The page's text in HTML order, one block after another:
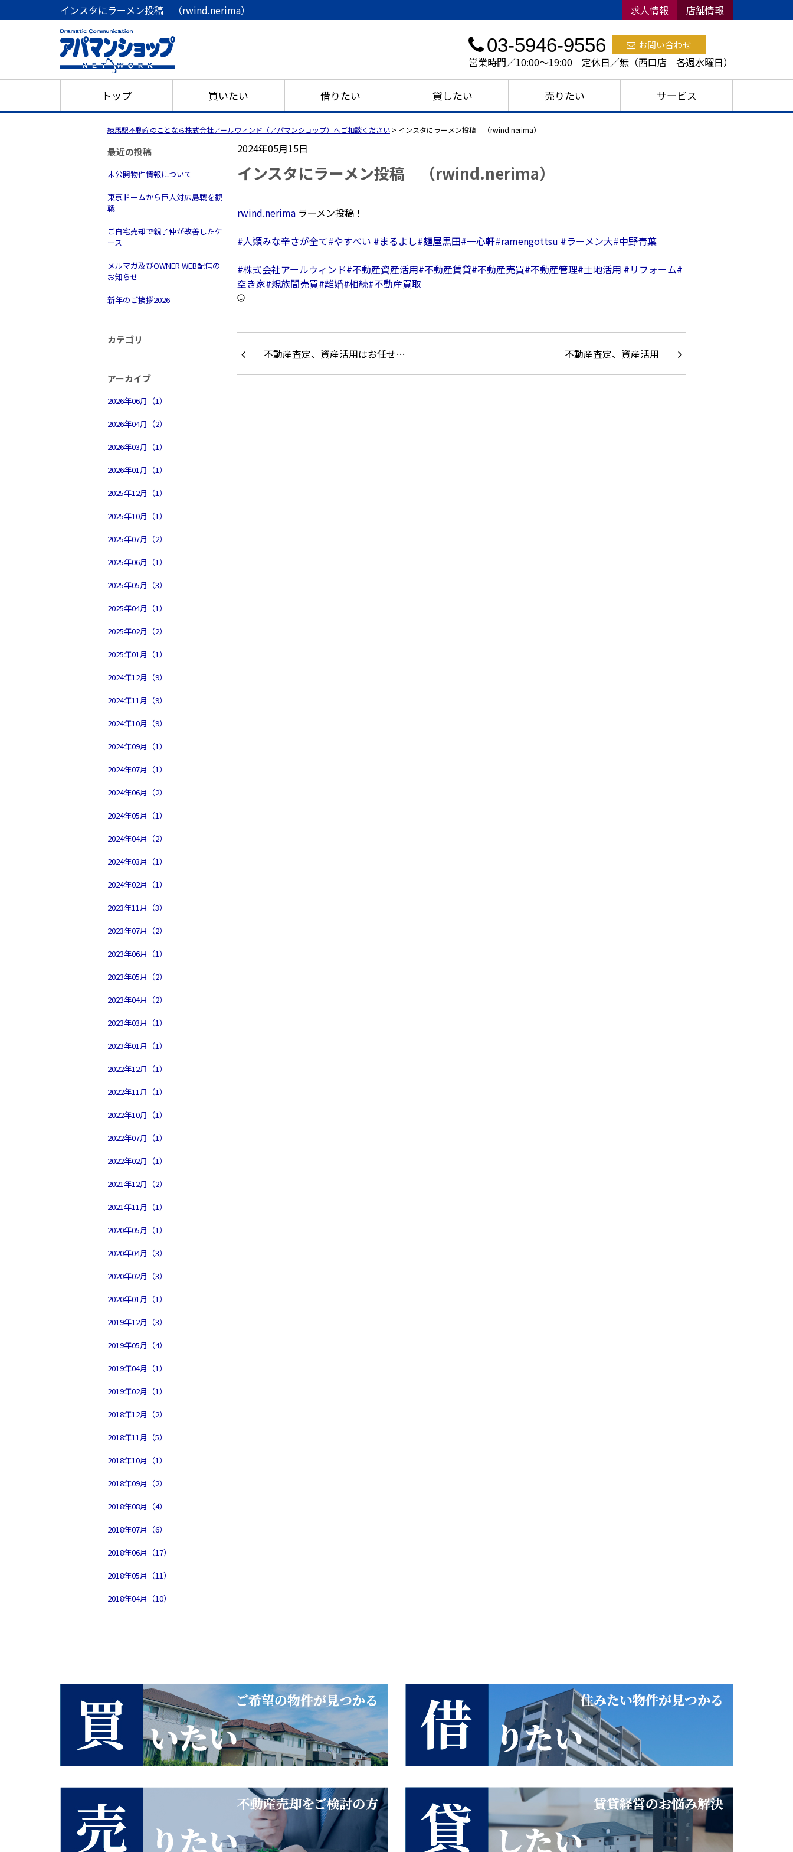
インスタにラーメン投稿 （rwind.nerima） 求人情報 店舗情報
03-5946-9556 お問い合わせ
営業時間／10:00～19:00 定休日／無（西口店 各週水曜日）
トップ 買いたい 借りたい 貸したい 売りたい サービス
練馬駅不動産のことなら株式会社アールウィンド（アパマンショップ）へご相談ください > インスタにラーメン投稿 （rwind.nerima）
最近の投稿
未公開物件情報について
東京ドームから巨人対広島戦を観
戦
ご自宅売却で親子仲が改善したケ
ース
メルマガ及びOWNER WEB配信の
お知らせ
新年のご挨拶2026
カテゴリ
アーカイブ
2026年06月（1）
2026年04月（2）
2026年03月（1）
2026年01月（1）
2025年12月（1）
2025年10月（1）
2025年07月（2）
2025年06月（1）
2025年05月（3）
2025年04月（1）
2025年02月（2）
2025年01月（1）
2024年12月（9）
2024年11月（9）
2024年10月（9）
2024年09月（1）
2024年07月（1）
2024年06月（2）
2024年05月（1）
2024年04月（2）
2024年03月（1）
2024年02月（1）
2023年11月（3）
2023年07月（2）
2023年06月（1）
2023年05月（2）
2023年04月（2）
2023年03月（1）
2023年01月（1）
2022年12月（1）
2022年11月（1）
2022年10月（1）
2022年07月（1）
2022年02月（1）
2021年12月（2）
2021年11月（1）
2020年05月（1）
2020年04月（3）
2020年02月（3）
2020年01月（1）
2019年12月（3）
2019年05月（4）
2019年04月（1）
2019年02月（1）
2018年12月（2）
2018年11月（5）
2018年10月（1）
2018年09月（2）
2018年08月（4）
2018年07月（6）
2018年06月（17）
2018年05月（11）
2018年04月（10）
2024年05月15日
インスタにラーメン投稿 （rwind.nerima）
rwind.nerima ラーメン投稿！
#人類みな辛さが全て#やすべい #まるよし#麵屋黒田#一心軒#ramengottsu #ラーメン大#中野青葉
#株式会社アールウィンド#不動産資産活用#不動産賃貸#不動産売買#不動産管理#土地活用 #リフォーム#
空き家#親族間売買#離婚#相続#不動産買取
不動産査定、資産活用はお任せ… 不動産査定、資産活用